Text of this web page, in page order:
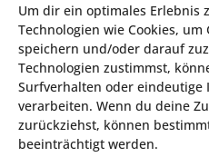
Um dir ein optimales Erlebnis
Technologien wie Cookies,
speichern und/oder darauf
Technologien zustimmst,
Surfverhalten oder eindeutige
verarbeiten. Wenn du deine
zurückziehst, können
beeinträchtigt werden.
Gemeindezentrum
Flohmarkt
September 2026
Störfallinformation
idgF. für die
Dölsach